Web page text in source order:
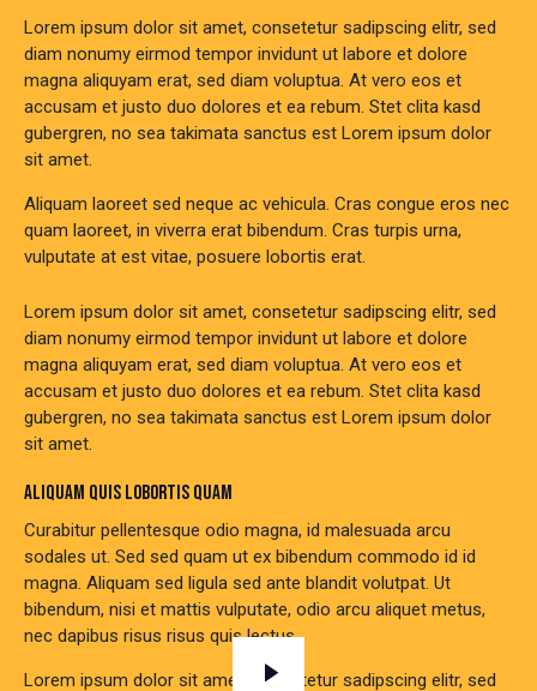
Lorem ipsum dolor sit amet, consetetur sadipscing elitr, sed
diam nonumy eirmod tempor invidunt ut labore et dolore
magna aliquyam erat, sed diam voluptua. At vero eos et
accusam et justo duo dolores et ea rebum. Stet clita kasd
gubergren, no sea takimata sanctus est Lorem ipsum dolor
sit amet.
Aliquam laoreet sed neque ac vehicula. Cras congue eros nec
quam laoreet, in viverra erat bibendum. Cras turpis urna,
vulputate at est vitae, posuere lobortis erat.
Lorem ipsum dolor sit amet, consetetur sadipscing elitr, sed
diam nonumy eirmod tempor invidunt ut labore et dolore
magna aliquyam erat, sed diam voluptua. At vero eos et
accusam et justo duo dolores et ea rebum. Stet clita kasd
gubergren, no sea takimata sanctus est Lorem ipsum dolor
sit amet.
ALIQUAM QUIS LOBORTIS QUAM
Curabitur pellentesque odio magna, id malesuada arcu
sodales ut. Sed sed quam ut ex bibendum commodo id id
magna. Aliquam sed ligula sed ante blandit volutpat. Ut
bibendum, nisi et mattis vulputate, odio arcu aliquet metus,
nec dapibus risus risus quis lectus.
Lorem ipsum dolor sit amet, consetetur sadipscing elitr, sed